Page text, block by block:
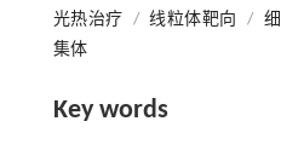
光热治疗 / 线粒体靶向 /
集体
Key words